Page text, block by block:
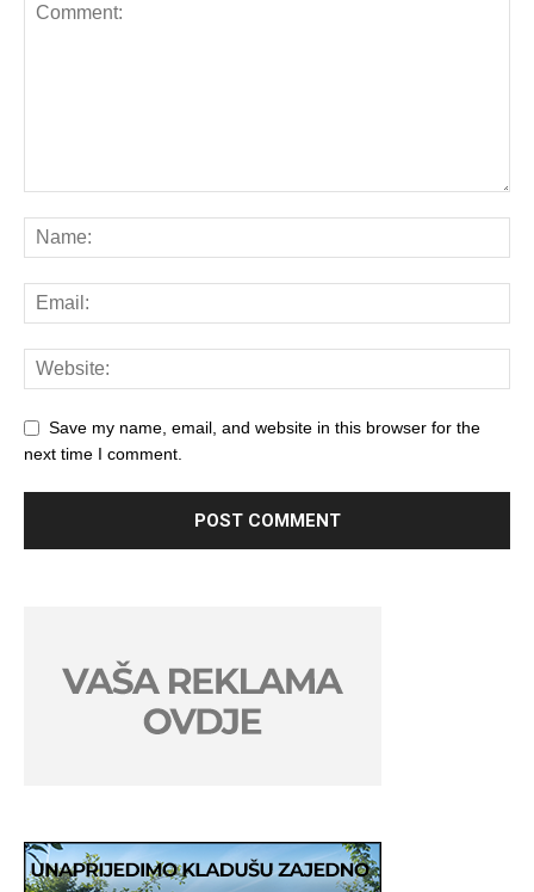
Save my name, email, and website in this browser for the
next time I comment.